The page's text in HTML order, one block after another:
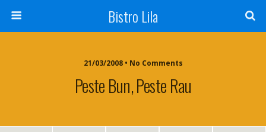
Bistro Lila
21/03/2008 • No Comments
Peste Bun, Peste Rau